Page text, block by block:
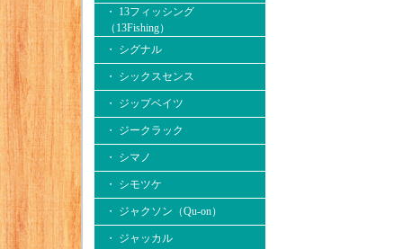
・ 13フィッシング
（13Fishing）
・ シグナル
・ シックスセンス
・ ジップベイツ
・ ジークラック
・ シマノ
・ シモツケ
・ ジャクソン（Qu-on）
・ ジャッカル